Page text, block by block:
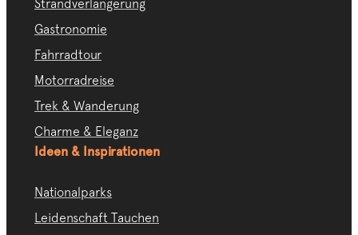
Strandverlängerung
Gastronomie
Fahrradtour
Motorradreise
Trek & Wanderung
Charme & Eleganz
Ideen & Inspirationen
Nationalparks
Leidenschaft Tauchen